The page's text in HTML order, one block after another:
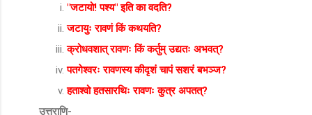
"जटायो! पश्य" इति का वदति?
जटायुः रावणं किं कथयति?
क्रोधवशात् रावणः किं कर्तुम् उद्यतः अभवत्?
पतगेश्वरः रावणस्य कीदृशं चापं सशरं बभञ्ज?
हताश्वो हतसारथिः रावणः कुत्र अपतत्?
उत्तराणि-